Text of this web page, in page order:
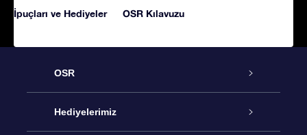
İpuçları ve Hediyeler OSR Kılavuzu
OSR
Hizmet
Hediyelerimiz